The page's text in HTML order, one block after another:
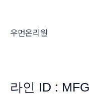
우먼온리원
라인 ID :